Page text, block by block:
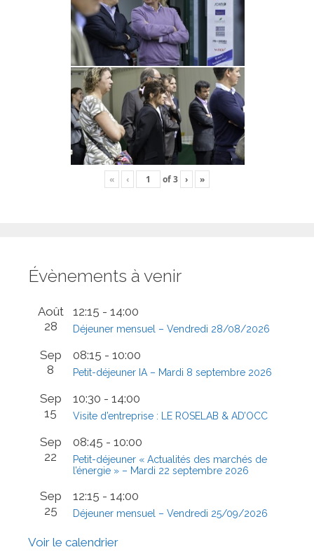
« ‹ of3 › »
Évènements à venir
Août
28
12:15 - 14:00
Déjeuner mensuel – Vendredi 28/08/2026
Sep
8
08:15 - 10:00
Petit-déjeuner IA – Mardi 8 septembre 2026
Sep
15
10:30 - 14:00
Visite d’entreprise : LE ROSELAB & AD’OCC
Sep
22
08:45 - 10:00
Petit-déjeuner « Actualités des marchés de
l’énergie » – Mardi 22 septembre 2026
Sep
25
12:15 - 14:00
Déjeuner mensuel – Vendredi 25/09/2026
Voir le calendrier